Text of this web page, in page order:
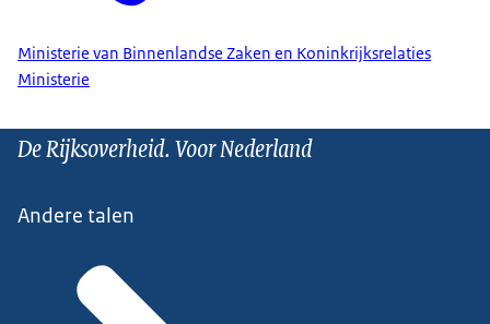
Ministerie van Binnenlandse Zaken en Koninkrijksrelaties
Ministerie
De Rijksoverheid. Voor Nederland
Andere talen